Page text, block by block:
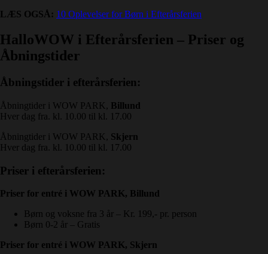
LÆS OGSÅ: 10 Oplevelser for Børn i Efterårsferien
HalloWOW i Efterårsferien – Priser og
Åbningstider
Åbningstider i efterårsferien:
Åbningtider i WOW PARK, Billund
Hver dag fra. kl. 10.00 til kl. 17.00
Åbningtider i WOW PARK, Skjern
Hver dag fra. kl. 10.00 til kl. 17.00
Priser i efterårsferien:
Priser for entré i WOW PARK, Billund
Børn og voksne fra 3 år – Kr. 199,- pr. person
Børn 0-2 år – Gratis
Priser for entré i WOW PARK, Skjern